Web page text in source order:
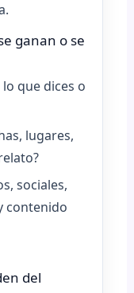
ganan o se
lo que dices o
lugares,
sociales,
contenido
del